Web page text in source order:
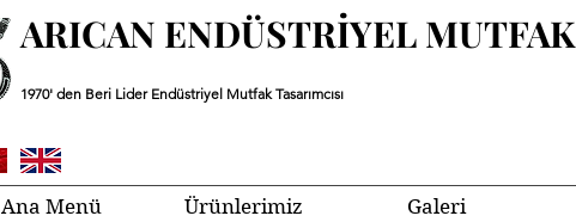
ARICAN ENDÜSTRİYEL MUTFAK
1970' den Beri Lider Endüstriyel Mutfak Tasarımcısı
Ana Menü Ürünlerimiz Galeri